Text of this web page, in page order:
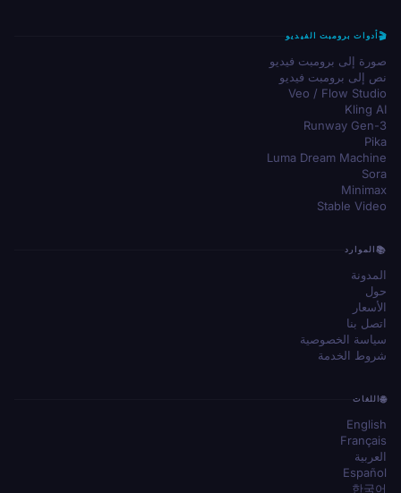
أدوات برومبت الفيديو
صورة إلى برومبت فيديو
نص إلى برومبت فيديو
Veo / Flow Studio
Kling AI
Runway Gen-3
Pika
Luma Dream Machine
Sora
Minimax
Stable Video
الموارد
المدونة
حول
الأسعار
اتصل بنا
سياسة الخصوصية
شروط الخدمة
اللغات
English
Français
العربية
Español
한국어